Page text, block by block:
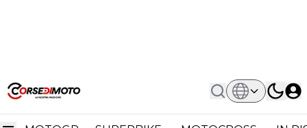
Home In Pista
Rally Monza Show Rossi E Cairoli
Rally Monza Show Rossi e